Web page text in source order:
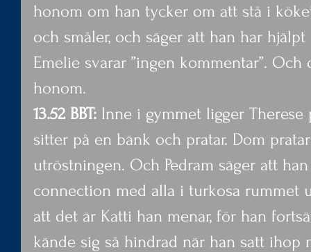
honom om han tycker om att stå i
och småler, och säger att han har
Emelie svarar ”ingen kommentar”.
honom.
13.52 BBT: Inne i gymmet ligger
sitter på en bänk och pratar. Dom
utröstningen. Och Pedram säger att
connection med alla i turkosa rummet
att det är Katti han menar, för han
kände sig så hindrad när han satt